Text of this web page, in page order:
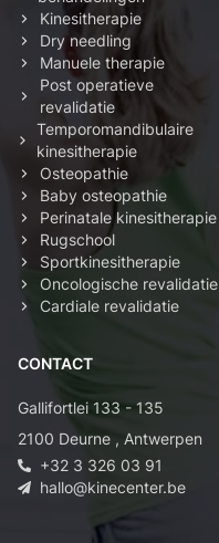
Kinesitherapie
Dry needling
Manuele therapie
Post operatieve
revalidatie
Temporomandibulaire
kinesitherapie
Osteopathie
Baby osteopathie
Perinatale kinesitherapie
Rugschool
Sportkinesitherapie
Oncologische revalidatie
Cardiale revalidatie
CONTACT
Gallifortlei 133 - 135
2100 Deurne , Antwerpen
+32 3 326 03 91
hallo@kinecenter.be